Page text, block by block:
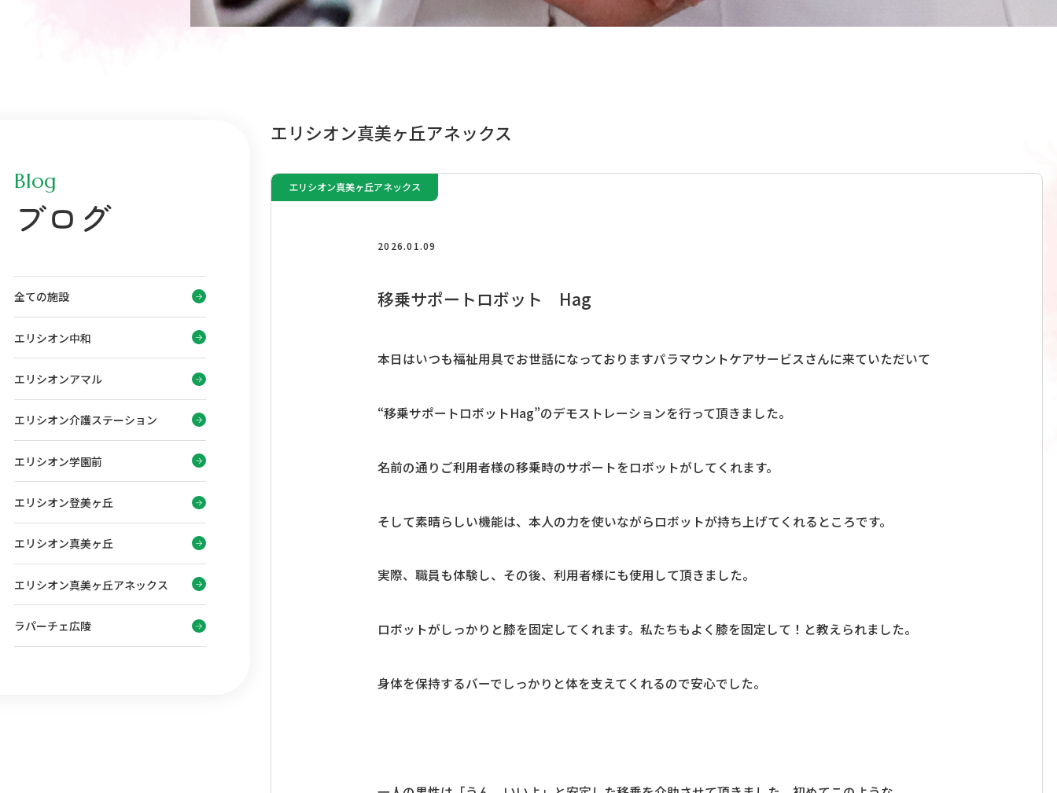
Blog
ブログ
全ての施設
エリシオン中和
エリシオンアマル
エリシオン介護ステーション
エリシオン学園前
エリシオン登美ヶ丘
エリシオン真美ヶ丘
エリシオン真美ヶ丘アネックス
ラパーチェ広陵
エリシオン真美ヶ丘アネックス
エリシオン真美ヶ丘アネックス
2026.01.09
移乗サポートロボット Hag
本日はいつも福祉用具でお世話になっておりますパラマウントケアサービスさんに来ていただいて
“移乗サポートロボットHag”のデモストレーションを行って頂きました。
名前の通りご利用者様の移乗時のサポートをロボットがしてくれます。
そして素晴らしい機能は、本人の力を使いながらロボットが持ち上げてくれるところです。
実際、職員も体験し、その後、利用者様にも使用して頂きました。
ロボットがしっかりと膝を固定してくれます。私たちもよく膝を固定して！と教えられました。
身体を保持するバーでしっかりと体を支えてくれるので安心でした。